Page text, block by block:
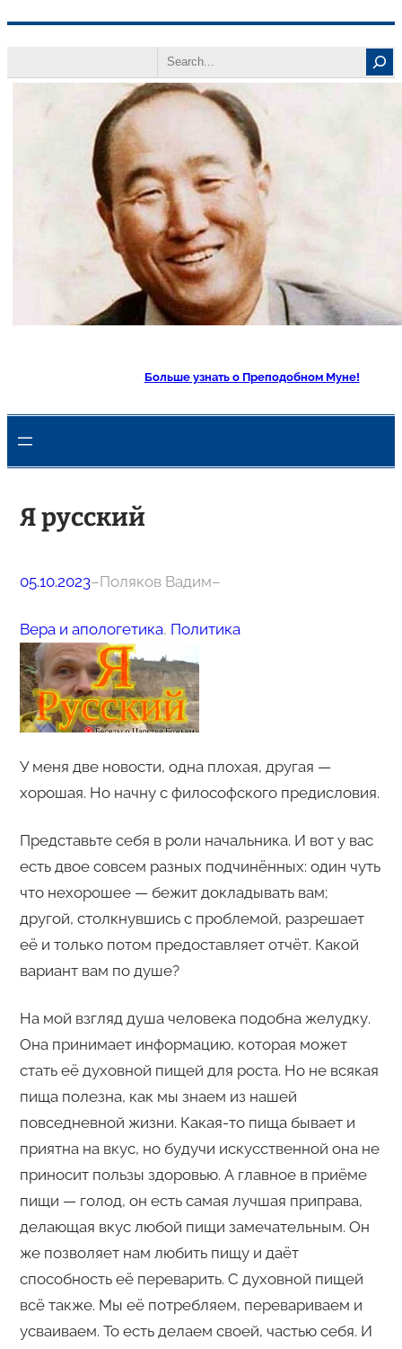
содержимому
Search
Больше узнать о Преподобном Муне!
Я русский
05.10.2023–Поляков Вадим–
Вера и апологетика, Политика
У меня две новости, одна плохая, другая —
хорошая. Но начну с философского предисловия.
Представьте себя в роли начальника. И вот у вас
есть двое совсем разных подчинённых: один чуть
что нехорошее — бежит докладывать вам;
другой, столкнувшись с проблемой, разрешает
её и только потом предоставляет отчёт. Какой
вариант вам по душе?
На мой взгляд душа человека подобна желудку.
Она принимает информацию, которая может
стать её духовной пищей для роста. Но не всякая
пища полезна, как мы знаем из нашей
повседневной жизни. Какая-то пища бывает и
приятна на вкус, но будучи искусственной она не
приносит пользы здоровью. А главное в приёме
пищи — голод, он есть самая лучшая приправа,
делающая вкус любой пищи замечательным. Он
же позволяет нам любить пищу и даёт
способность её переварить. С духовной пищей
всё также. Мы её потребляем, перевариваем и
усваиваем. То есть делаем своей, частью себя. И